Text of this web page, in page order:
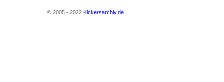
© 2005 - 2022 Kickersarchiv.de